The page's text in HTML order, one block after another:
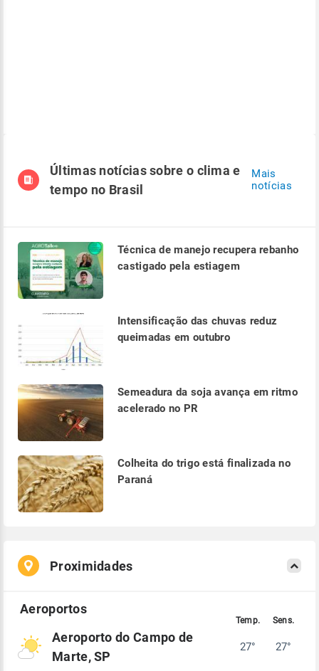
Últimas notícias sobre o clima e
tempo no Brasil
Mais
notícias
Técnica de manejo recupera rebanho
castigado pela estiagem
Intensificação das chuvas reduz
queimadas em outubro
Semeadura da soja avança em ritmo
acelerado no PR
Colheita do trigo está finalizada no
Paraná
Proximidades
Aeroporto do Campo de
Marte, SP
27° 27°